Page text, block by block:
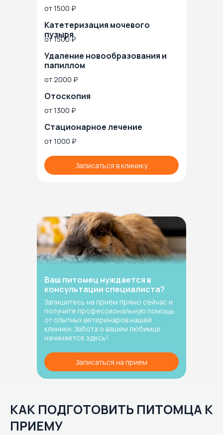
от 1500 ₽
Катетеризация мочевого
пузыря
от 1500 ₽
Удаление новообразования и
папиллом
от 2000 ₽
Отоскопия
от 1300 ₽
Стационарное лечение
от 1000 ₽
Записаться в клинику
Ваш питомец нуждается в
консультации специалиста?
Запишитесь на приём прямо сейчас и
получите профессиональную помощь
от опытных ветеринаров нашей
клиники. Забота о вашем любимце
начинается здесь!
Записаться на прием
КАК ПОДГОТОВИТЬ ПИТОМЦА К
ПРИЕМУ